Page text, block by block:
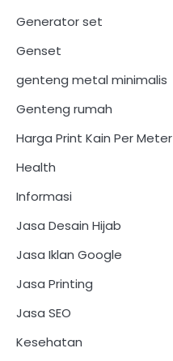
Generator set
Genset
genteng metal minimalis
Genteng rumah
Harga Print Kain Per Meter
Health
Informasi
Jasa Desain Hijab
Jasa Iklan Google
Jasa Printing
Jasa SEO
Kesehatan